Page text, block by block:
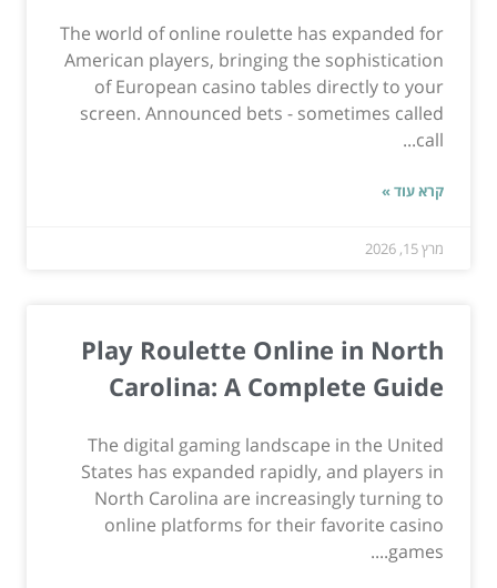
The world of online roulette has expanded for
American players, bringing the sophistication
of European casino tables directly to your
screen. Announced bets - sometimes called
call...
קרא עוד »
מרץ 15, 2026
Play Roulette Online in North
Carolina: A Complete Guide
The digital gaming landscape in the United
States has expanded rapidly, and players in
North Carolina are increasingly turning to
online platforms for their favorite casino
games....